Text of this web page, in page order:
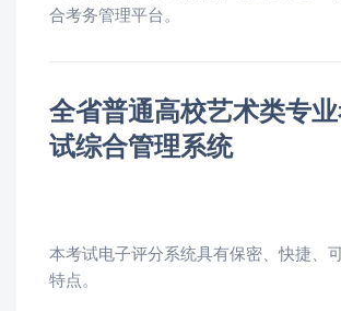
合考务管理平台。
全省普通高校艺术类专
试综合管理系统
本考试电子评分系统具有保密、快捷、
特点。